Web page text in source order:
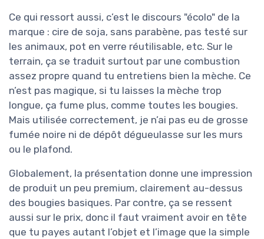
Ce qui ressort aussi, c’est le discours "écolo" de la
marque : cire de soja, sans parabène, pas testé sur
les animaux, pot en verre réutilisable, etc. Sur le
terrain, ça se traduit surtout par une combustion
assez propre quand tu entretiens bien la mèche. Ce
n’est pas magique, si tu laisses la mèche trop
longue, ça fume plus, comme toutes les bougies.
Mais utilisée correctement, je n’ai pas eu de grosse
fumée noire ni de dépôt dégueulasse sur les murs
ou le plafond.
Globalement, la présentation donne une impression
de produit un peu premium, clairement au-dessus
des bougies basiques. Par contre, ça se ressent
aussi sur le prix, donc il faut vraiment avoir en tête
que tu payes autant l’objet et l’image que la simple